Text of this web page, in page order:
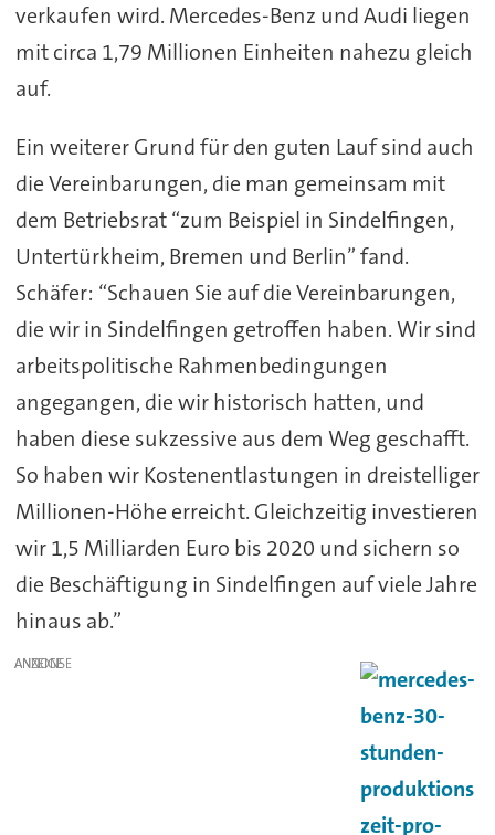
verkaufen wird. Mercedes-Benz und Audi liegen
mit circa 1,79 Millionen Einheiten nahezu gleich
auf.
Ein weiterer Grund für den guten Lauf sind auch
die Vereinbarungen, die man gemeinsam mit
dem Betriebsrat “zum Beispiel in Sindelfingen,
Untertürkheim, Bremen und Berlin” fand.
Schäfer: “Schauen Sie auf die Vereinbarungen,
die wir in Sindelfingen getroffen haben. Wir sind
arbeitspolitische Rahmenbedingungen
angegangen, die wir historisch hatten, und
haben diese sukzessive aus dem Weg geschafft.
So haben wir Kostenentlastungen in dreistelliger
Millionen-Höhe erreicht. Gleichzeitig investieren
wir 1,5 Milliarden Euro bis 2020 und sichern so
die Beschäftigung in Sindelfingen auf viele Jahre
hinaus ab.”
ANZEIGE